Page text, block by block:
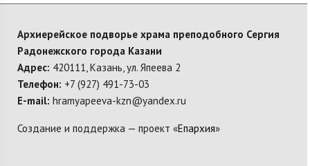
Архиерейское подворье храма преподобного Сергия
Радонежского города Казани
Адрес: 420111, Казань, ул. Япеева 2
Телефон: +7 (927) 491-73-03
E-mail: hramyapeeva-kzn@yandex.ru
Создание и поддержка — проект «Епархия»